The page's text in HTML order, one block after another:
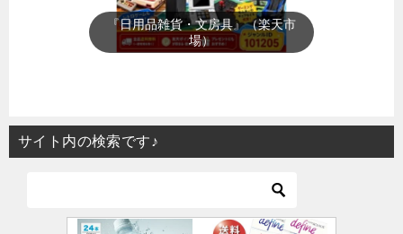
『日用品雑貨・文房具』（楽天市
場）
サイト内の検索です♪